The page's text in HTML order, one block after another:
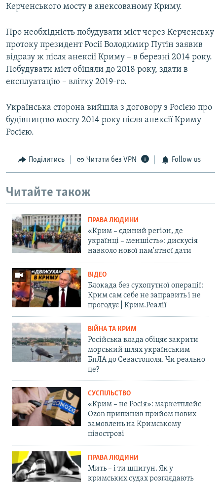
Керченського мосту в анексованому Криму.
Про необхідність побудувати міст через Керченську
протоку президент Росії Володимир Путін заявив
відразу ж після анексії Криму – в березні 2014 року.
Побудувати міст обіцяли до 2018 року, здати в
експлуатацію – влітку 2019-го.
Українська сторона вийшла з договору з Росією про
будівництво мосту 2014 року після анексії Криму
Росією.
Поділитись Читати без VPN Follow us
Читайте також
ПРАВА ЛЮДИНИ
«Крим – єдиний регіон, де
українці – меншість»: дискусія
навколо нової пам'ятної дати
ВІДЕО
Блокада без сухопутної операції:
Крим сам себе не заправить і не
прогодує | Крим.Реалії
ВІЙНА ТА КРИМ
Російська влада обіцяє закрити
морський шлях українським
БпЛА до Севастополя. Чи реально
це?
СУСПІЛЬСТВО
«Крим – не Росія»: маркетплейс
Ozon припинив прийом нових
замовлень на Кримському
півострові
ПРАВА ЛЮДИНИ
Мить – і ти шпигун. Як у
кримських судах розглядають